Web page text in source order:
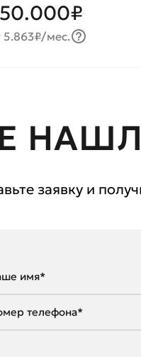
5.863₽/мес.
заявку и